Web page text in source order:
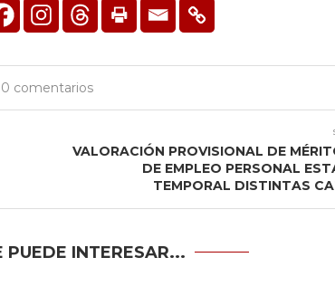
0 comentarios
VALORACIÓN PROVISIONAL DE
DE EMPLEO PERSONAL
TEMPORAL DISTINTAS
PUEDE INTERESAR...